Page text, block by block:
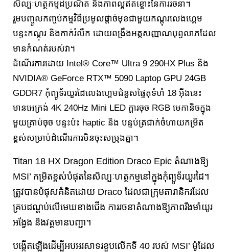
សិល្បៈហត្ថកម្មដ៏ប្រណិត និងភាពល្អឥតខ្ចោះនៃការរចនា។
រួមបញ្ចូលកញ្ចប់កម្មវិធីប្រមូលផ្តាច់មុខជាមួយកណ្តុរលេងហ្គេម
បន្ទះកណ្ដុរ និងកាក់រំលឹក ដោយពង្រឹងអត្តសញ្ញាណបុព្វលាភដែល
មានកំណត់របស់វា។
ដំណើរការដោយ Intel® Core™ Ultra 9 290HX Plus និង
NVIDIA® GeForce RTX™ 5090 Laptop GPU 24GB
GDDR7 កុំព្យូទ័រយួរដៃលេងហ្គេមជំនួសផ្ទៃតុទំហំ 18 អ៊ីងនេះ
មានអេក្រង់ 4K 240Hz Mini LED ក្តារចុច RGB មេកានិចក្នុង
មួយគ្រាប់ចុច បន្ទះប៉ះ haptic និង បន្ទប់ត្រជាក់ចំហាយកម្រិត
ខ្ពស់សម្រាប់ដំណើរការមិនចុះសម្រុងគ្នា។
Titan 18 HX Dragon Edition Draco Epic តំណាងឱ្យ
MSI’ កម្រិតខ្ពស់បំផុតនៃសិល្បៈហត្ថកម្មនៅក្នុងកុំព្យូទ័រយួរដៃ។
ត្រូវបានបំផុសគំនិតដោយ Draco ដែលជាក្រុមតារានិករដែល
គ្របដណ្ដប់លើមេឃខាងជើង ការរចនាតំណាងឱ្យភាពរឹងមាំយូរ
អង្វែង និងវត្តមានបញ្ជា។
បង្កើតឡើងដើម្បីអបអរសាទរខួបលើកទី 40 របស់ MSI’ ម៉ូដែល